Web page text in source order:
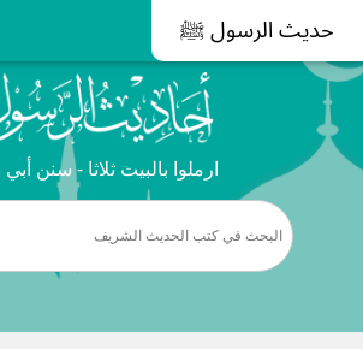
حديث الرسول ﷺ
ارملوا بالبيت ثلاثا - سنن أبي